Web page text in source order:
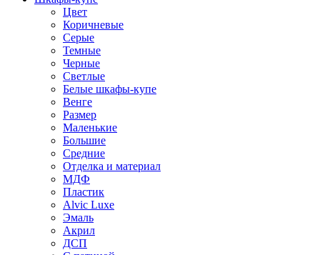
Цвет
Коричневые
Серые
Темные
Черные
Светлые
Белые шкафы-купе
Венге
Размер
Маленькие
Большие
Средние
Отделка и материал
МДФ
Пластик
Alvic Luxe
Эмаль
Акрил
ДСП